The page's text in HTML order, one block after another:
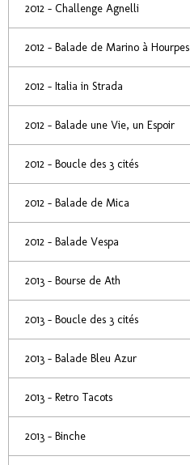
2012 - Challenge Agnelli
2012 - Balade de Marino à Hourpes
2012 - Italia in Strada
2012 - Balade une Vie, un Espoir
2012 - Boucle des 3 cités
2012 - Balade de Mica
2012 - Balade Vespa
2013 - Bourse de Ath
2013 - Boucle des 3 cités
2013 - Balade Bleu Azur
2013 - Retro Tacots
2013 - Binche